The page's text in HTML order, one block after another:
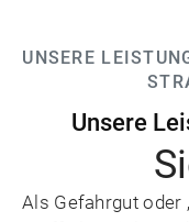
UNSERE
Unsere
Als Gefahrgut oder